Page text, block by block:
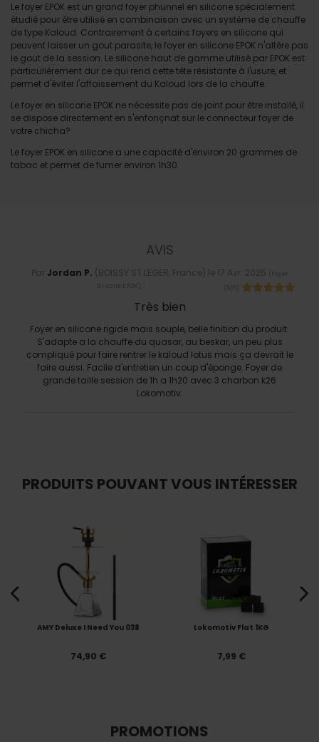
Le foyer EPOK est un grand foyer phunnel en silicone spécialement
étudié pour être utilisé en combinaison avec un système de chauffe
de type Kaloud. Contrairement à certains foyers en silicone qui
peuvent laisser un gout parasite, le foyer en silicone EPOK n'altère pas
le gout de la session. Le silicone haut de gamme utilisé par EPOK est
particulièrement dur ce qui rend cette tête résistante à l'usure, et
permet d'éviter l'affaissement du Kaloud lors de la chauffe.
Le foyer en silicone EPOK ne nécessite pas de joint pour être installé, il
se dispose directement en s'enfonçnat sur le connecteur foyer de
votre chicha?
Le foyer EPOK en silicone a une capacité d'environ 20 grammes de
tabac et permet de fumer environ 1h30.
AVIS
Par Jordan P. (BOISSY ST LEGER, France) le 17 Avr. 2025
Très bien
Foyer en silicone rigide mais souple, belle finition du produit.
S'adapte a la chauffe du quasar, au beskar, un peu plus
compliqué pour faire rentrer le kaloud lotus mais ça devrait le
faire aussi. Facile d'entretien un coup d'éponge. Foyer de
grande taille session de 1h a 1h20 avec 3 charbon k26
Lokomotiv.
PRODUITS POUVANT VOUS INTÉRESSER
AMY Deluxe I Need You 038
74,90 €
Lokomotiv Flat 1KG
7,99 €
PROMOTIONS